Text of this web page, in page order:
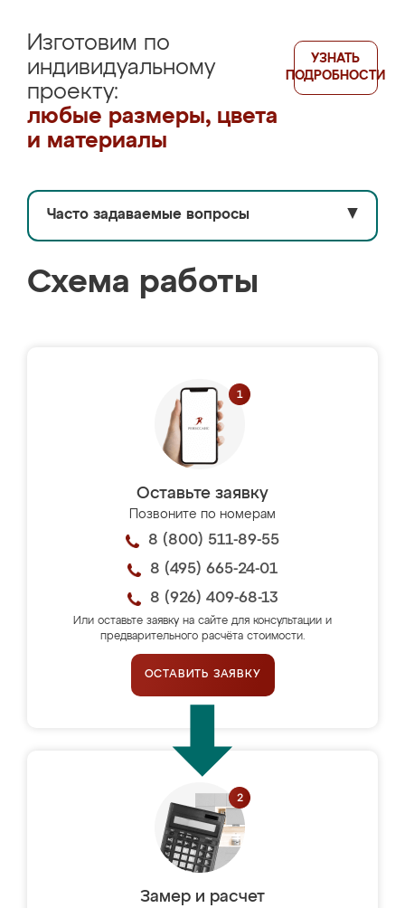
Изготовим по
индивидуальному
проекту:
любые размеры, цвета
и материалы
УЗНАТЬ
ПОДРОБНОСТИ
Часто задаваемые вопросы ▼
Схема работы
Оставьте заявку
Позвоните по номерам
8 (800) 511-89-55
8 (495) 665-24-01
8 (926) 409-68-13
Или оставьте заявку на сайте для консультации и
предварительного расчёта стоимости.
ОСТАВИТЬ ЗАЯВКУ
Замер и расчет